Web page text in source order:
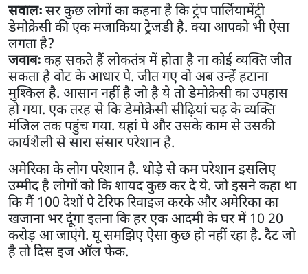
सवालःसर कुछ लोगों का कहना है कि ट्रंप पार्लियामेंट्री
डेमोक्रेसी की एक मजाकिया ट्रेजडी है. क्या आपको भी ऐसा
लगता है?
जवाबःकह सकते हैं लोकतंत्र में होता है ना कोई व्यक्ति जीत
सकता है वोट के आधार पे. जीत गए वो अब उन्हें हटाना
मुश्किल है. आसान नहीं है जो है ये तो डेमोक्रेसी का उपहास
हो गया. एक तरह से कि डेमोक्रेसी सीढ़ियां चढ़ के व्यक्ति
मंजिल तक पहुंच गया. यहां पे और उसके काम से उसकी
कार्यशैली से सारा संसार परेशान है.
अमेरिका के लोग परेशान है. थोड़े से कम परेशान इसलिए
उम्मीद है लोगों को कि शायद कुछ कर दे ये. जो इसने कहा था
कि मैं 100 देशों पे टेरिफ रिवाइज करके और अमेरिका का
खजाना भर दूंगा इतना कि हर एक आदमी के घर में 10 20
करोड़ आ जाएंगे. यू समझिए ऐसा कुछ हो नहीं रहा है. दैट जो
है तो दिस इज ऑल फेक.